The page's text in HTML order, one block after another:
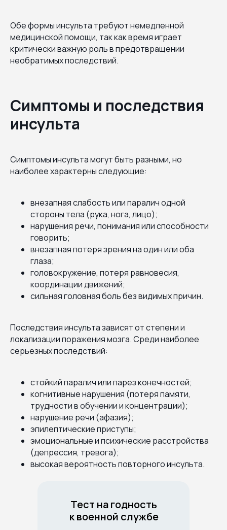
Обе формы инсульта требуют немедленной
медицинской помощи, так как время играет
критически важную роль в предотвращении
необратимых последствий.
Симптомы и последствия
инсульта
Симптомы инсульта могут быть разными, но
наиболее характерны следующие:
внезапная слабость или паралич одной
стороны тела (рука, нога, лицо);
нарушения речи, понимания или способности
говорить;
внезапная потеря зрения на один или оба
глаза;
головокружение, потеря равновесия,
координации движений;
сильная головная боль без видимых причин.
Последствия инсульта зависят от степени и
локализации поражения мозга. Среди наиболее
серьезных последствий:
стойкий паралич или парез конечностей;
когнитивные нарушения (потеря памяти,
трудности в обучении и концентрации);
нарушение речи (афазия);
эпилептические приступы;
эмоциональные и психические расстройства
(депрессия, тревога);
высокая вероятность повторного инсульта.
Тест на годность
к военной службе